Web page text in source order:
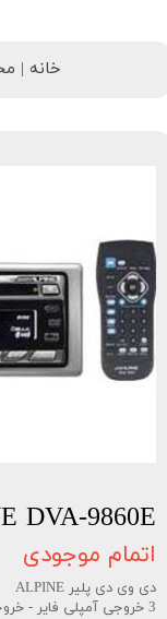
خانه |
DVA-9860E
اتمام موجودی
دی وی دی پلیر ALPINE
3 خروجی آمپلی فایر - خروجی اپتیکال - سیستم BBE